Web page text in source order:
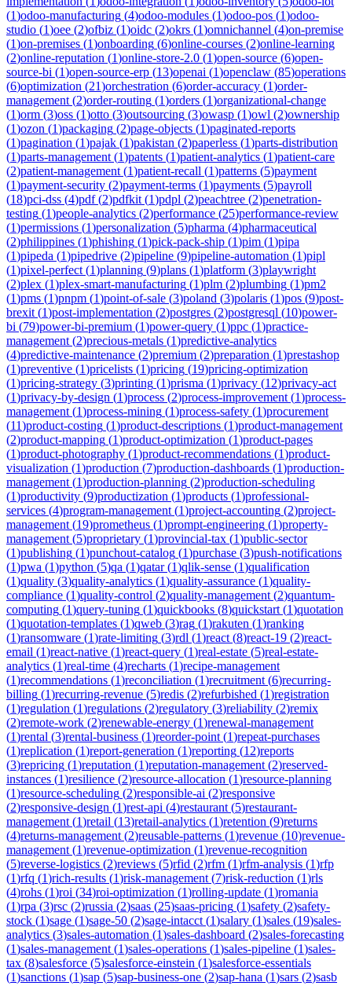
(1)odoo-manufacturing (4)odoo-modules (1)odoo-pos (1)odoo-
studio (1)oee (2)ofbiz (1)oidc (2)okrs (1)omnichannel (4)on-premise
(1)on-premises (1)onboarding (6)online-courses (2)online-learning
(2)online-reputation (1)online-store-2.0 (1)open-source (6)open-
source-bi (1)open-source-erp (13)openai (1)openclaw (85)operations
(6)optimization (21)orchestration (6)order-accuracy (1)order-
management (2)order-routing (1)orders (1)organizational-change
(1)orm (3)oss (1)otto (3)outsourcing (3)owasp (1)owl (2)ownership
(1)ozon (1)packaging (2)page-objects (1)paginated-reports
(1)pagination (1)pajak (1)pakistan (2)paperless (1)parts-distribution
(1)parts-management (1)patents (1)patient-analytics (1)patient-care
(2)patient-management (1)patient-recall (1)patterns (5)payment
(1)payment-security (2)payment-terms (1)payments (5)payroll
(18)pci-dss (4)pdf(2)pdfkit (1)pdpl (2)peachtree (2)penetration-
testing (1)people-analytics (2)performance (25)performance-review
(1)permissions (1)personalization (5)pharma (4)pharmaceutical
(2)philippines (1)phishing (1)pick-pack-ship (1)pim (1)pipa
(1)pipeda (1)pipedrive (2)pipeline (9)pipeline-automation (1)pipl
(1)pixel-perfect (1)planning (9)plans (1)platform (3)playwright
(2)plex (1)plex-smart-manufacturing (1)plm (2)plumbing (1)pm2
(1)pms (1)pnpm (1)point-of-sale (3)poland (3)polaris (1)pos (9)post-
brexit (1)post-implementation (2)postgres (2)postgresql (10)power-
bi (79)power-bi-premium (1)power-query (1)ppc (1)practice-
management (2)precious-metals (1)predictive-analytics
(4)predictive-maintenance (2)premium (2)preparation (1)prestashop
(1)preventive (1)pricelists (1)pricing (19)pricing-optimization
(1)pricing-strategy (3)printing (1)prisma (1)privacy (12)privacy-act
(1)privacy-by-design (1)process (2)process-improvement (1)process-
management (1)process-mining (1)process-safety (1)procurement
(11)product-costing (1)product-descriptions (1)product-management
(2)product-mapping (1)product-optimization (1)product-pages
(1)product-photography (1)product-recommendations (1)product-
visualization (1)production (7)production-dashboards (1)production-
management (1)production-planning (2)production-scheduling
(1)productivity (9)productization (1)products (1)professional-
services (4)program-management (1)project-accounting (2)project-
management (19)prometheus (1)prompt-engineering (1)property-
management (5)proprietary (1)provincial-tax (1)public-sector
(1)publishing (1)punchout-catalog (1)purchase (3)push-notifications
(1)pwa (1)python (5)qa (1)qatar(1)qlik-sense (1)qualification
(1)quality (3)quality-analytics (1)quality-assurance (1)quality-
compliance (1)quality-control (2)quality-management (2)quantum-
computing (1)query-tuning (1)quickbooks (8)quickstart (1)quotation
(1)quotation-templates (1)qweb (3)rag (1)rakuten (1)ranking
(1)ransomware (1)rate-limiting (3)rdl (1)react (8)react-19 (2)react-
email (1)react-native (1)react-query (1)real-estate (5)real-estate-
analytics (1)real-time (4)recharts (1)recipe-management
(1)recommendations (1)reconciliation (1)recruitment (6)recurring-
billing (1)recurring-revenue (5)redis (2)refurbished (1)registration
(1)regulation (1)regulations (2)regulatory (3)reliability (2)remix
(2)remote-work (2)renewable-energy (1)renewal-management
(1)rental (3)rental-business (1)reorder-point (1)repeat-purchases
(1)replication (1)report-generation (1)reporting (12)reports
(3)repricing (1)reputation (1)reputation-management (2)reserved-
instances (1)resilience (2)resource-allocation (1)resource-planning
(1)resource-scheduling (2)responsible-ai (2)responsive
(2)responsive-design (1)rest-api (4)restaurant (5)restaurant-
management (1)retail (13)retail-analytics (1)retention (9)returns
(4)returns-management (2)reusable-patterns (1)revenue (10)revenue-
management (1)revenue-optimization (1)revenue-recognition
(5)reverse-logistics (2)reviews (5)rfid (2)rfm (1)rfm-analysis (1)rfp
(1)rfq (1)rich-results (1)risk-management (7)risk-reduction (1)rls
(4)rohs (1)roi (34)roi-optimization (1)rolling-update (1)romania
(1)rpa (3)rsc (2)russia (2)saas (25)saas-pricing (1)safety (2)safety-
stock (1)sage (1)sage-50 (2)sage-intacct (1)salary (1)sales (19)sales-
analytics (3)sales-automation (1)sales-dashboard (2)sales-forecasting
(1)sales-management (1)sales-operations (1)sales-pipeline (1)sales-
tax (8)salesforce (5)salesforce-einstein (1)salesforce-essentials
(1)sanctions (1)sap (5)sap-business-one (2)sap-hana (1)sars (2)sasb